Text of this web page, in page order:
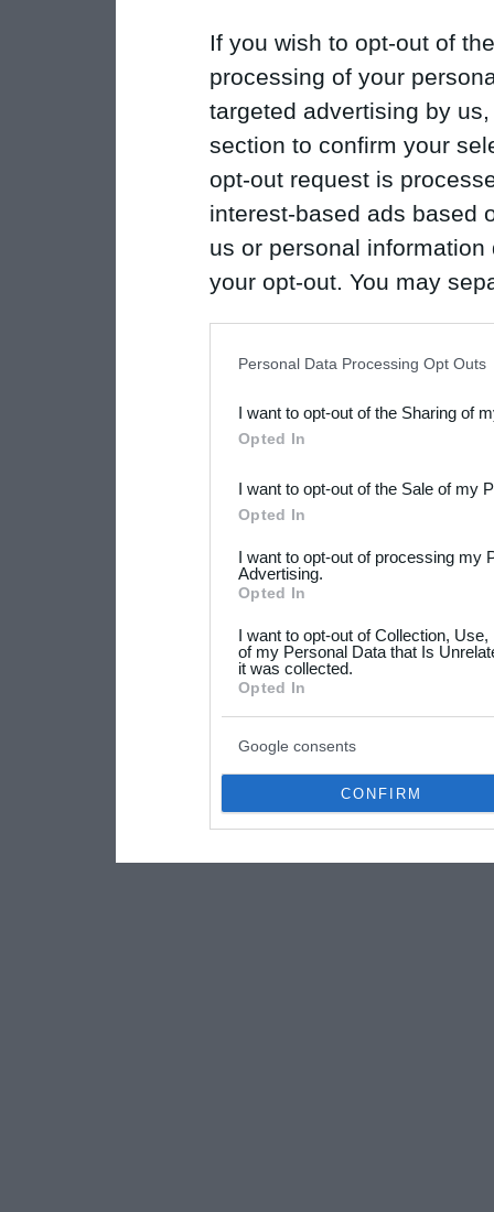
If you wish to opt-out of
processing of your
targeted advertising by
section to confirm your
opt-out request is
interest-based ads based
us or personal
your opt-out. You may
Downstream Participants
third parties.
Please note that this
not limited to your visit or
your data for below
consent section.
Personal Data Processing Opt Outs
I want to opt-out of the Sharing of
Opted In
I want to opt-out of the Sale of my
Opted In
I want to opt-out of processing my
Advertising.
Opted In
I want to opt-out of Collection,
of my Personal Data that Is
it was collected.
Opted In
Google consents
CONFIRM